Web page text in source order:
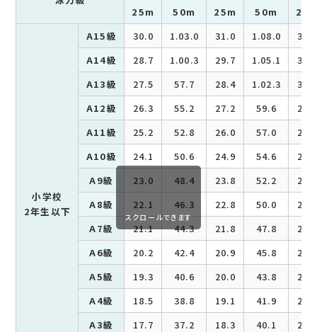
25m
50m 25m 50m
小学校
2年生以下
A15級 30.0 1.03.0 31.0 1.08.0
34.0
A14級
28.7 1.00.3 29.7 1.05.1
32.5
A13級
27.5 57.7 28.4 1.02.3
31.1
A12級
26.3 55.2 27.2 59.6
29.8
A11級
25.2 52.8 26.0 57.0
28.5
A10級
24.1 50.6 24.9 54.6
27.3
A9級
23.0 48.4 23.8 52.2
26.1
A8級
22.1 46.3 22.8 50.0
25.0
A7級
21.1 44.3 21.8 47.8
23.9
A6級
20.2 42.4 20.9 45.8
22.9
A5級
19.3 40.6 20.0 43.8
21.9
A4級
18.5 38.8 19.1 41.9
21.0
A3級
17.7 37.2 18.3 40.1
20.1
スクロールできます